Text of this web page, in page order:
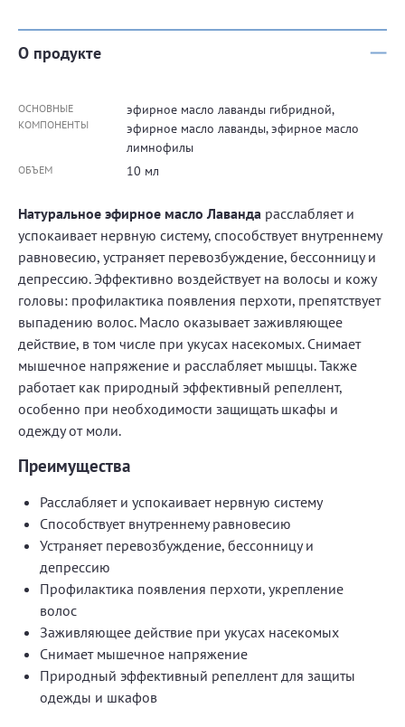
О продукте
ОСНОВНЫЕ
КОМПОНЕНТЫ
эфирное масло лаванды гибридной,
эфирное масло лаванды, эфирное масло
лимнофилы
ОБЪЕМ 10 мл
Натуральное эфирное масло Лаванда расслабляет и
успокаивает нервную систему, способствует внутреннему
равновесию, устраняет перевозбуждение, бессонницу и
депрессию. Эффективно воздействует на волосы и кожу
головы: профилактика появления перхоти, препятствует
выпадению волос. Масло оказывает заживляющее
действие, в том числе при укусах насекомых. Снимает
мышечное напряжение и расслабляет мышцы. Также
работает как природный эффективный репеллент,
особенно при необходимости защищать шкафы и
одежду от моли.
Преимущества
Расслабляет и успокаивает нервную систему
Способствует внутреннему равновесию
Устраняет перевозбуждение, бессонницу и
депрессию
Профилактика появления перхоти, укрепление
волос
Заживляющее действие при укусах насекомых
Снимает мышечное напряжение
Природный эффективный репеллент для защиты
одежды и шкафов